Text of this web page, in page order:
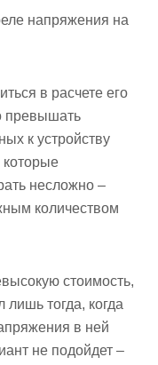
напряжения на
в расчете его
превышать
к устройству
несложно –
количеством
стоимость,
тогда, когда
в ней
не подойдет –